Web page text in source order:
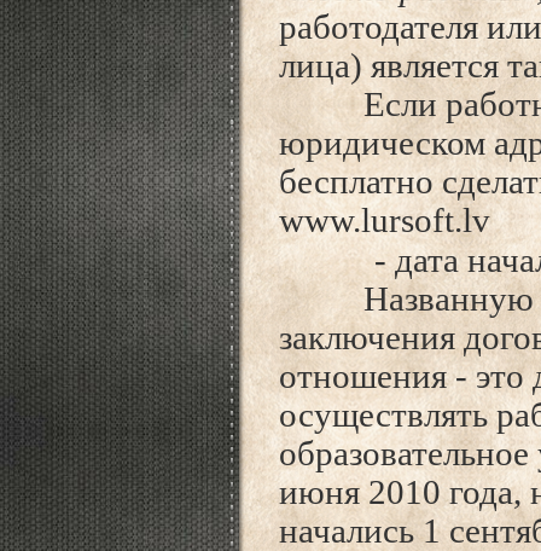
работодателя
лица) является
Если
юридическом
бесплатно
www.lursoft.lv
- дата
Названную
заключения
отношения - это
осуществлять
июня 2010 года,
начались 1